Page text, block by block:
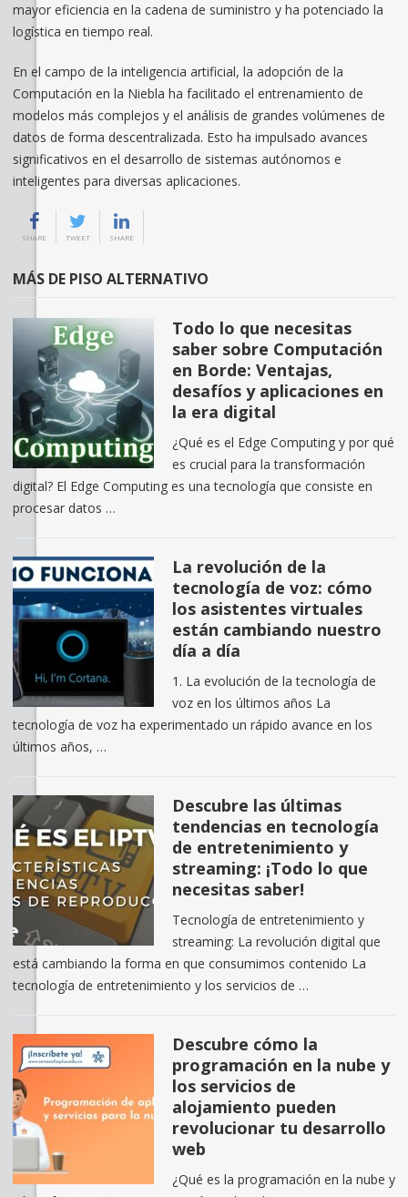
mayor eficiencia en la cadena de suministro y ha potenciado la
logística en tiempo real.
En el campo de la inteligencia artificial, la adopción de la
Computación en la Niebla ha facilitado el entrenamiento de
modelos más complejos y el análisis de grandes volúmenes de
datos de forma descentralizada. Esto ha impulsado avances
significativos en el desarrollo de sistemas autónomos e
inteligentes para diversas aplicaciones.
SHARE TWEET SHARE
MÁS DE PISO ALTERNATIVO
Todo lo que necesitas
saber sobre Computación
en Borde: Ventajas,
desafíos y aplicaciones en
la era digital
¿Qué es el Edge Computing y por qué
es crucial para la transformación
digital? El Edge Computing es una tecnología que consiste en
procesar datos …
La revolución de la
tecnología de voz: cómo
los asistentes virtuales
están cambiando nuestro
día a día
1. La evolución de la tecnología de
voz en los últimos años La
tecnología de voz ha experimentado un rápido avance en los
últimos años, …
Descubre las últimas
tendencias en tecnología
de entretenimiento y
streaming: ¡Todo lo que
necesitas saber!
Tecnología de entretenimiento y
streaming: La revolución digital que
está cambiando la forma en que consumimos contenido La
tecnología de entretenimiento y los servicios de …
Descubre cómo la
programación en la nube y
los servicios de
alojamiento pueden
revolucionar tu desarrollo
web
¿Qué es la programación en la nube y